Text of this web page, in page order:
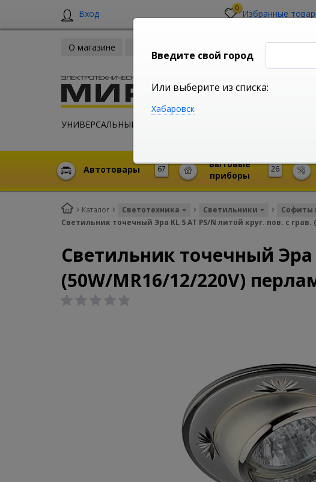
Вход 0 Избранные
О магазине
УНИВЕРСАЛЬНЫЙ ИНТЕРНЕТ МАГАЗИН
67
Автотовары 26
Бытовые
приборы
Каталог Светотехника Светильники
Софиты
Светильник точечный Эра KL 5 AT PS/N литой круг. пов. с
Светильник точечный Эра
(50W/MR16/12/220V)
Введите свой город
Или выберите из списка:
Хабаровск